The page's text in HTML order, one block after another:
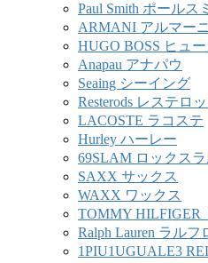
Paul Smith ポールス
ARMANI アルマーニ
HUGO BOSS ヒュ
Anapau アナパウ
Seaing シーイング
Resterods レステロ
LACOSTE ラコステ
Hurley ハーレー
69SLAM ロックスラ
SAXX サックス
WAXX ワックス
TOMMY HILFIGER
Ralph Lauren ラルフ
1PIU1UGUALE3